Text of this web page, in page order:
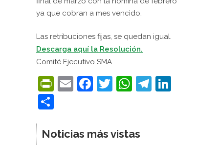
ya que cobran a mes vencido.
Las retribuciones fijas, se quedan igual.
Descarga aquí la Resolución.
Comité Ejecutivo SMA
PrintFriendly
EmailFacebook
Twitter
WhatsApp
Noticias más vistas